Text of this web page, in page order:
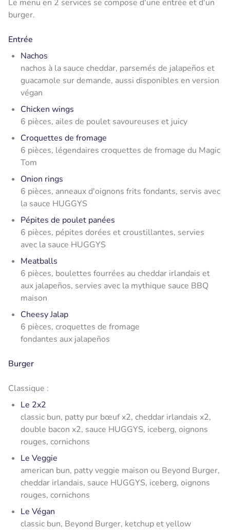
Le menu en 2 services se compose d'une entrée et d'un
burger.
Entrée
Nachos
nachos à la sauce cheddar, parsemés de jalapeños et
guacamole sur demande, aussi disponibles en version
végan
Chicken wings
6 pièces, ailes de poulet savoureuses et juicy
Croquettes de fromage
6 pièces, légendaires croquettes de fromage du Magic
Tom
Onion rings
6 pièces, anneaux d'oignons frits fondants, servis avec
la sauce HUGGYS
Pépites de poulet panées
6 pièces, pépites dorées et croustillantes, servies
avec la sauce HUGGYS
Meatballs
6 pièces, boulettes fourrées au cheddar irlandais et
aux jalapeños, servies avec la mythique sauce BBQ
maison
Cheesy Jalap
6 pièces, croquettes de fromage
fondantes aux jalapeños
Burger
Classique :
Le 2x2
classic bun, patty pur bœuf x2, cheddar irlandais x2,
double bacon x2, sauce HUGGYS, iceberg, oignons
rouges, cornichons
Le Veggie
american bun, patty veggie maison ou Beyond Burger,
cheddar irlandais, sauce HUGGYS, iceberg, oignons
rouges, cornichons
Le Végan
classic bun, Beyond Burger, ketchup et yellow